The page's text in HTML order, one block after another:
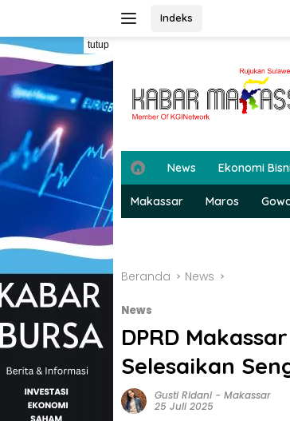
konten
Indeks
tutup
H
o
m
e
News Ekonomi
Makassar Maros
Beranda News
News
DPRD
Selesaikan
Gusti Ridani- Makassar
25 Juli 2025